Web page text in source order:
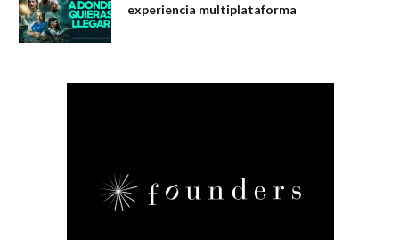
experiencia multiplataforma